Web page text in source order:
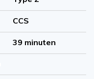
CCS
39 minuten